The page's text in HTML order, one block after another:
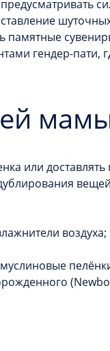
памятные
гендер-
или
воздуха;